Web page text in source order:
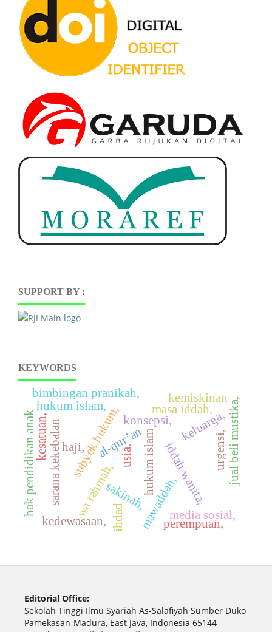
SUPPORT BY :
KEYWORDS
hukum islamiddah wanita,
keluarga,
sakinah,mawaddah,
wa rahmah,
al-qur’an
subyek hukum,
kedewasaan,
usia.
haji,
ihdad
konsepsi,
media sosial,
masa iddah,
hukum islam, jual beli mustika,
sarana kekebalan
bimbingan pranikah,
hak pendidikan anak
perempuan,
urgensi,
kemiskinan
kesatuan,
Editorial Office:
Sekolah Tinggi Ilmu Syariah As-Salafiyah Sumber Duko
Pamekasan-Madura, East Java, Indonesia 65144